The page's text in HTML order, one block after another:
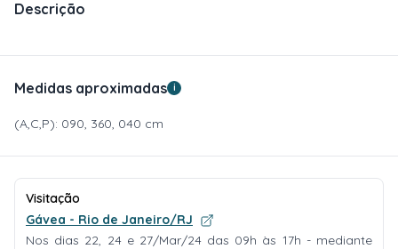
Descrição
Medidas aproximadas i
(A,C,P): 090, 360, 040 cm
Visitação
Gávea - Rio de Janeiro/RJ
Nos dias 22, 24 e 27/Mar/24 das 09h às 17h - mediante